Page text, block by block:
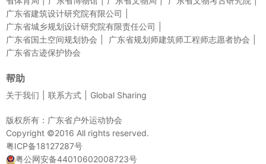
广东省建筑设计研究院有限公司
广东省城乡规划设计研究院有限责任公司
广东省国土空间规划协会
广东省规划师建筑师工程师志愿者协会
广东省古迹保护协会
帮助
关于我们 联系方式 Global Sharing
版权所有：广东省户外运动协会
Copyright ©2016 All rights reserved.
粤ICP备18127287号
粤公网安备44010602008723号